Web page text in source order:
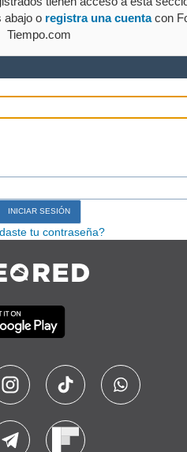
abajo o registra una cuentacon
Tiempo.com
tu contraseña?